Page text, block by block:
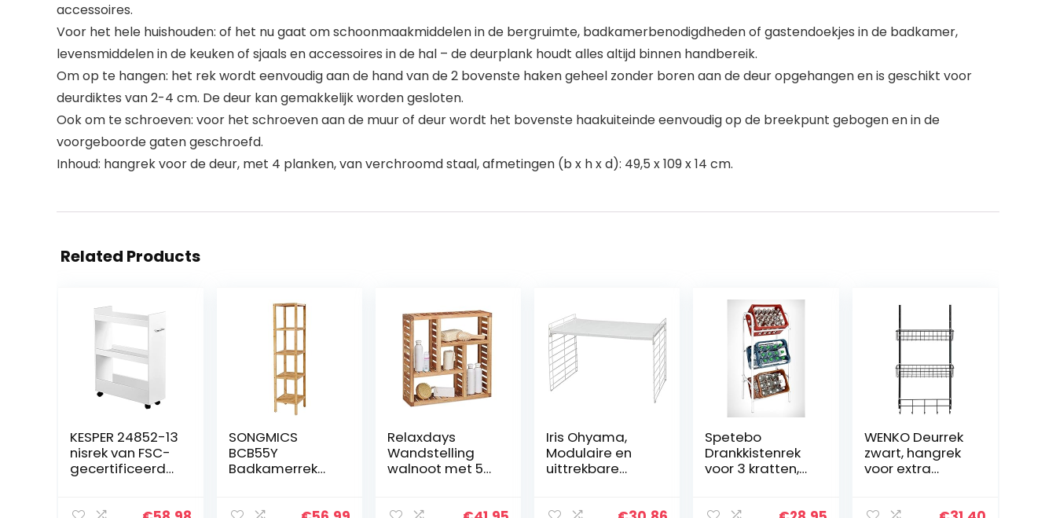
accessoires.
Voor het hele huishouden: of het nu gaat om schoonmaakmiddelen in de bergruimte, badkamerbenodigdheden of gastendoekjes in de badkamer,
levensmiddelen in de keuken of sjaals en accessoires in de hal – de deurplank houdt alles altijd binnen handbereik.
Om op te hangen: het rek wordt eenvoudig aan de hand van de 2 bovenste haken geheel zonder boren aan de deur opgehangen en is geschikt voor
deurdiktes van 2-4 cm. De deur kan gemakkelijk worden gesloten.
Ook om te schroeven: voor het schroeven aan de muur of deur wordt het bovenste haakuiteinde eenvoudig op de breekpunt gebogen en in de
voorgeboorde gaten geschroefd.
Inhoud: hangrek voor de deur, met 4 planken, van verchroomd staal, afmetingen (b x h x d): 49,5 x 109 x 14 cm.
Related Products
KESPER 24852-13
nisrek van FSC-
gecertificeerd
SONGMICS
BCB55Y
Badkamerrek
Relaxdays
Wandstelling
walnoot met 5
Iris Ohyama,
Modulaire en
uittrekbare
Spetebo
Drankkistenrek
voor 3 kratten,
WENKO Deurrek
zwart, hangrek
voor extra